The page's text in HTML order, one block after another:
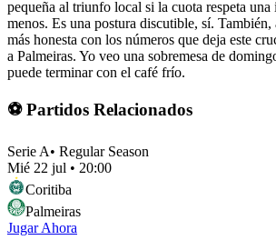
pequeña al triunfo local si la cuota respeta
menos. Es una postura discutible, sí. También,
más honesta con los números que deja este
a Palmeiras. Yo veo una sobremesa de
puede terminar con el café frío.
⚽ Partidos Relacionados
Serie A• Regular Season
Mié 22 jul • 20:00
Coritiba
Palmeiras
Jugar Ahora